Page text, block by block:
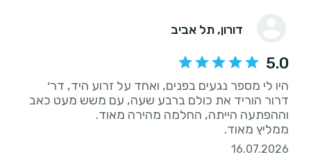
דורון, תל אביב
5.0
היו לי מספר נגעים בפנים, ואחד על זרוע היד, דר׳
דרור הוריד את כולם ברבע שעה, עם משש מעט כאב
ממליץ מאוד.
16.07.2026